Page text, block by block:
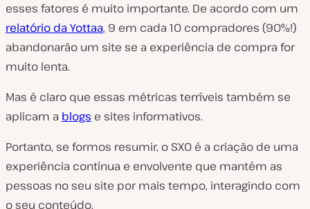
esses fatores é muito importante. De acordo com um
relatório da Yottaa, 9 em cada 10 compradores (90%!)
abandonarão um site se a experiência de compra for
muito lenta.
Mas é claro que essas métricas terríveis também se
aplicam a blogs e sites informativos.
Portanto, se formos resumir, o SXO é a criação de uma
experiência contínua e envolvente que mantém as
pessoas no seu site por mais tempo, interagindo com
o seu conteúdo.